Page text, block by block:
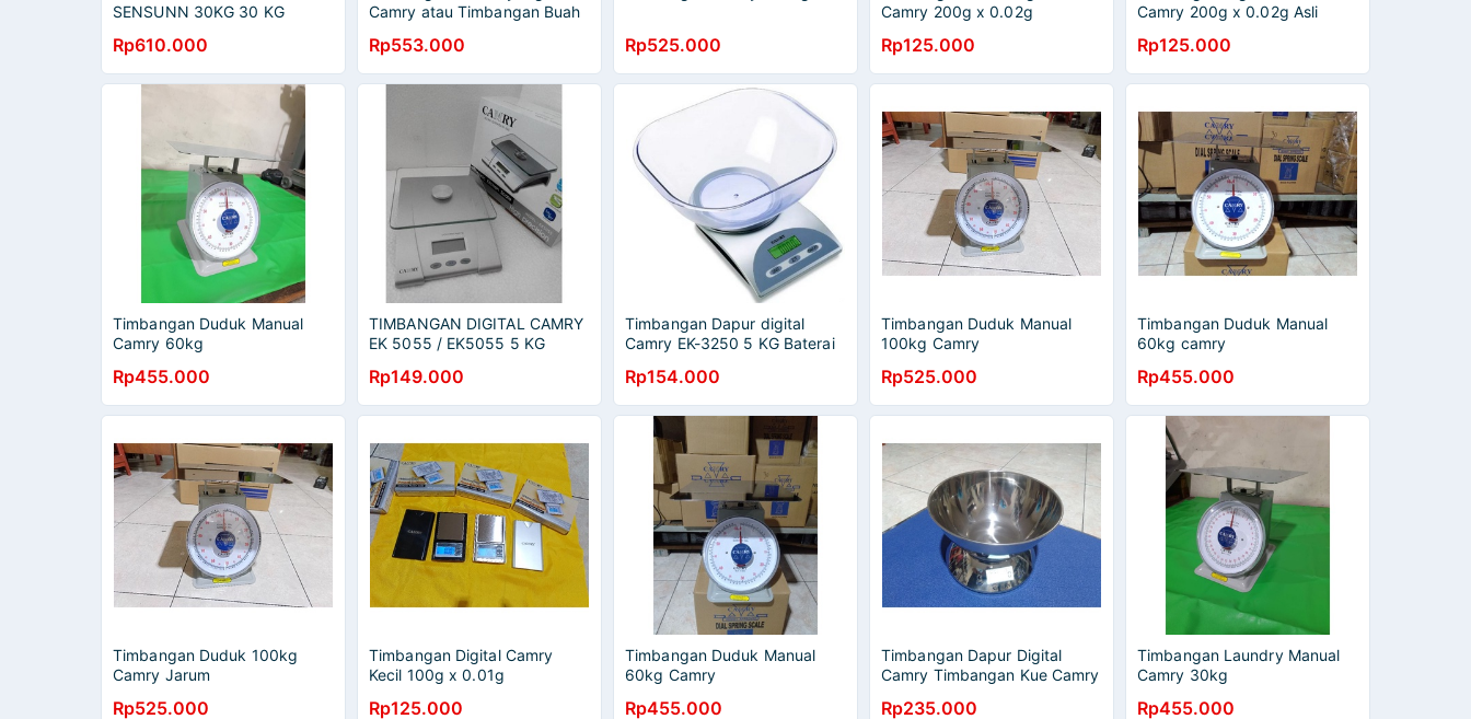
SENSUNN 30KG 30 KG
Rp610.000
Camry atau Timbangan Buah
Rp553.000 Rp525.000
Camry 200g x 0.02g
Rp125.000
Camry 200g x 0.02g Asli
Rp125.000
Timbangan Duduk Manual
Camry 60kg
Rp455.000
TIMBANGAN DIGITAL CAMRY
EK 5055 / EK5055 5 KG
(Warna Random)
Rp149.000
Timbangan Dapur digital
Camry EK-3250 5 KG Baterai
RANDOM)
Rp154.000
Timbangan Duduk Manual
100kg Camry
Rp525.000
Timbangan Duduk Manual
60kg camry
Rp455.000
Timbangan Duduk 100kg
Camry Jarum
Rp525.000
Timbangan Digital Camry
Kecil 100g x 0.01g
Rp125.000
Timbangan Duduk Manual
60kg Camry
Rp455.000
Timbangan Dapur Digital
Camry Timbangan Kue Camry
Rp235.000
Timbangan Laundry Manual
Camry 30kg
Rp455.000